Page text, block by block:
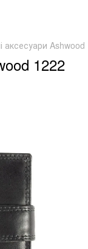
аксесуари Ashwood
1222